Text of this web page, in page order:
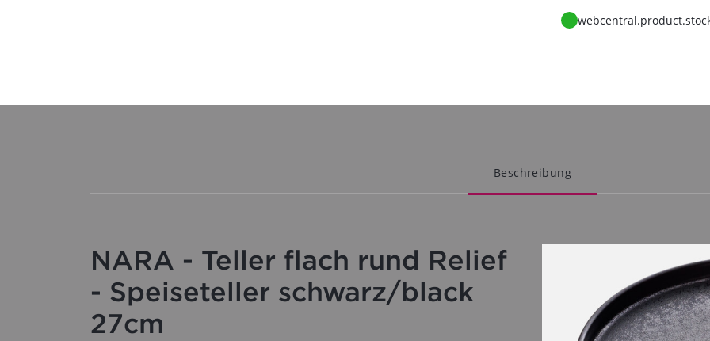
Zur Anfrage
Beschreibung
NARA - Teller flach rund Relief
- Speiseteller schwarz/black
27cm